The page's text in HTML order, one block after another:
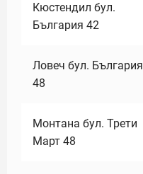
Кюстендил бул.
България 42
Ловеч бул. България
48
Монтана бул. Трети
Март 48